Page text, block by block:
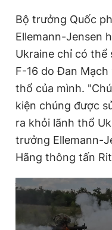
Sản phẩm khác
Tiện ích
Thông tin tòa soạn
Đọc Thanh Niên
Bộ trưởng Quốc
Ellemann-Jensen
Ukraine chỉ có thể
F-16 do Đan
thổ của mình.
kiện chúng được
ra khỏi lãnh thổ
trưởng Ellemann-
Hãng thông tấn